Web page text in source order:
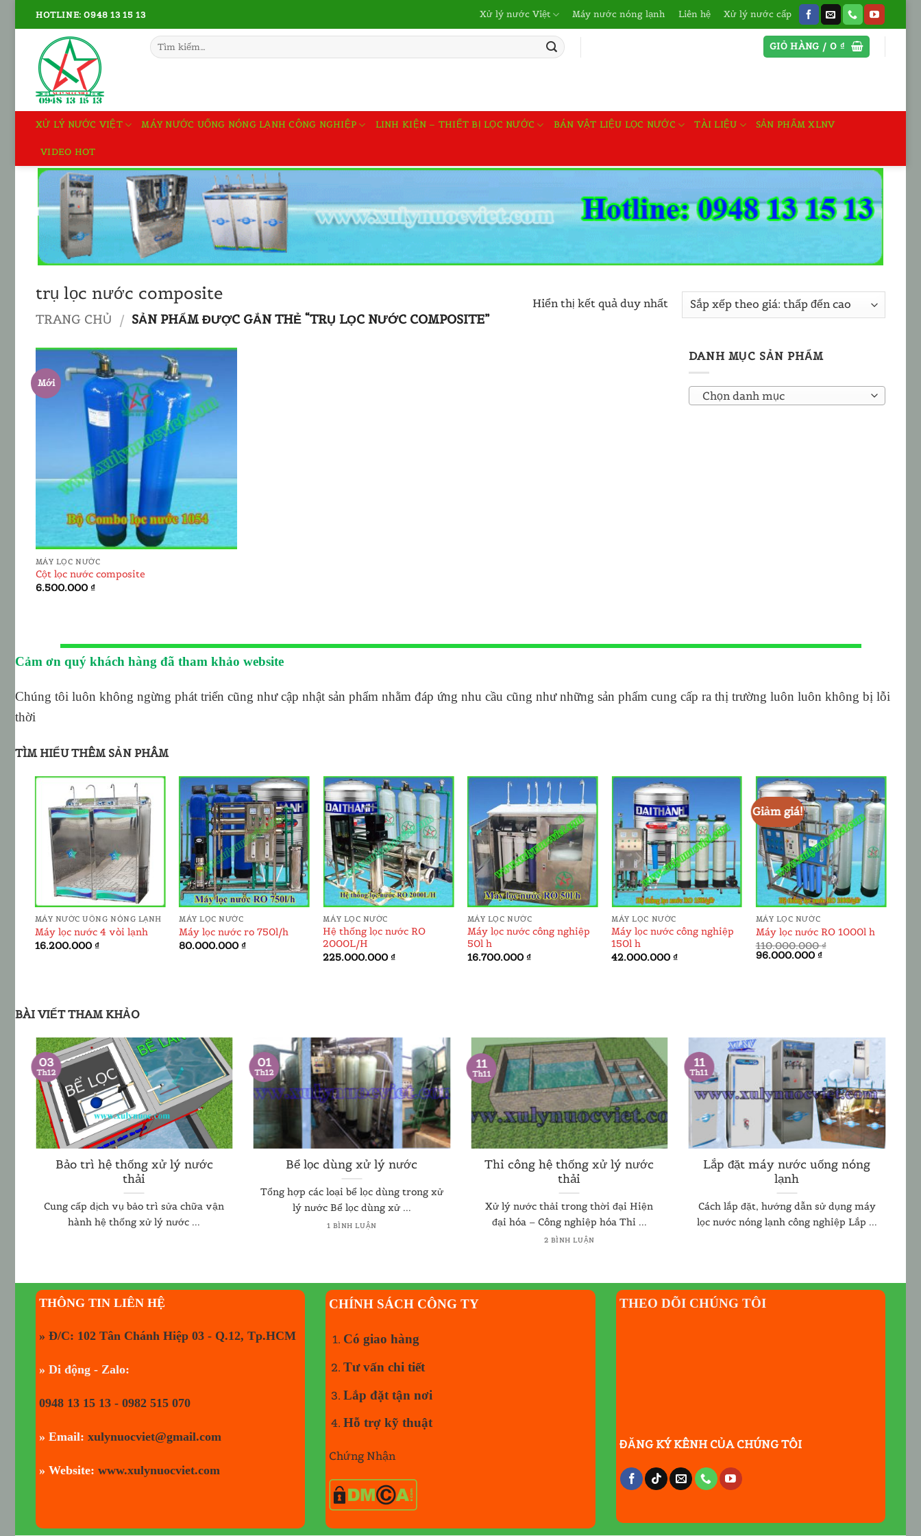
dung
HOTLINE: 0948 13 15 13 Xử lý nước Việt Máy nước nóng lạnh Liên hệ Xử lý nước cấp
Tìm
kiếm:
GIỎ HÀNG /0 ₫
XỬ LÝ NƯỚC VIỆT MÁY NƯỚC UỐNG NÓNG LẠNH CÔNG NGHIỆP LINH KIỆN – THIẾT BỊ LỌC NƯỚC BÁN VẬT LIỆU LỌC NƯỚC TÀI LIỆU SẢN PHẨM XLNV
VIDEO HOT
trụ lọc nước composite
TRANG CHỦ / SẢN PHẨM ĐƯỢC GẮN THẺ “TRỤ LỌC NƯỚC COMPOSITE”
Hiển thị kết quả duy nhất
Mới
ADD TO
WISHLIST
MÁY LỌC NƯỚC
Cột lọc nước composite
6.500.000₫
DANH MỤC SẢN PHẨM
Chọn danh mục
Cảm ơn quý khách hàng đã tham khảo website
Chúng tôi luôn không ngừng phát triển cũng như cập nhật sản phẩm nhằm đáp ứng nhu cầu cũng như những sản phẩm cung cấp ra thị trường luôn luôn không bị lỗi
thời
TÌM HIỂU THÊM SẢN PHÂM
ADD TO
WISHLIST
MÁY NƯỚC UỐNG NÓNG LẠNH
Máy lọc nước 4 vòi lạnh
16.200.000₫
ADD TO
WISHLIST
MÁY LỌC NƯỚC
Máy lọc nước ro 750l/h
80.000.000₫
ADD TO
WISHLIST
MÁY LỌC NƯỚC
Hệ thống lọc nước RO
2000L/H
225.000.000₫
ADD TO
WISHLIST
MÁY LỌC NƯỚC
Máy lọc nước công nghiệp
50l h
16.700.000₫
ADD TO
WISHLIST
MÁY LỌC NƯỚC
Máy lọc nước công nghiệp
150l h
42.000.000₫
Giảm giá!
ADD TO
WISHLIST
MÁY LỌC NƯỚC
Máy lọc nước RO 1000l h
110.000.000₫
Giá
96.000.000₫Giá
BÀI VIẾT THAM KHẢO
Bảo trì hệ thống xử lý nước
thải
Cung cấp dịch vụ bảo trì sửa chữa vận
hành hệ thống xử lý nước ...
03
Th12
Bể lọc dùng xử lý nước
Tổng hợp các loại bể lọc dùng trong xử
lý nước Bể lọc dùng xử ...
1 BÌNH LUẬN
01
Th12
Thi công hệ thống xử lý nước
thải
Xử lý nước thải trong thời đại Hiện
đại hóa – Công nghiệp hóa Thi ...
2 BÌNH LUẬN
11
Th11
Lắp đặt máy nước uống nóng
lạnh
Cách lắp đặt, hướng dẫn sử dụng máy
lọc nước nóng lạnh công nghiệp Lắp ...
11
Th11
THÔNG TIN LIÊN HỆ
» Đ/C: 102 Tân Chánh Hiệp 03 - Q.12, Tp.HCM
» Di động - Zalo:
0948 13 15 13 - 0982 515 070
» Email: xulynuocviet@gmail.com
» Website: www.xulynuocviet.com
CHÍNH SÁCH CÔNG TY
Có giao hàng
Tư vấn chi tiết
Lắp đặt tận nơi
Hỗ trợ kỹ thuật
Chứng Nhận
THEO DÕI CHÚNG TÔI
ĐĂNG KÝ KÊNH CỦA CHÚNG TÔI